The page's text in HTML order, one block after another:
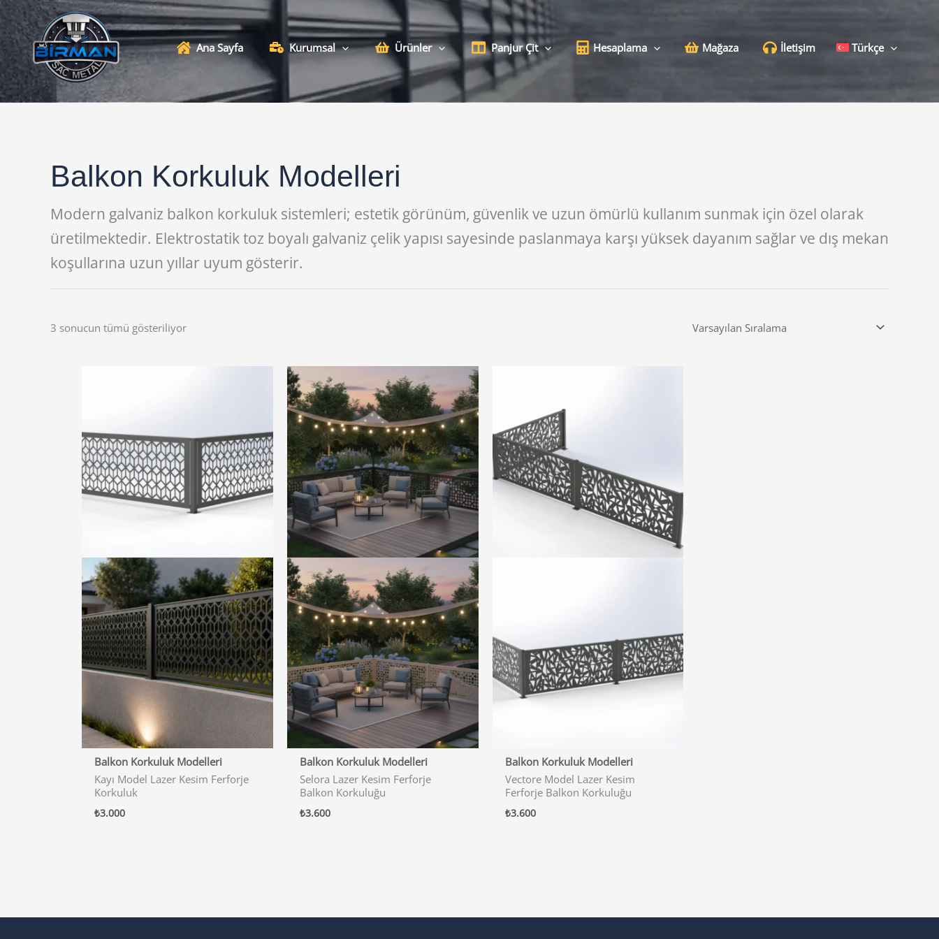
İçeriğe
atla
Ana Sayfa
Kurumsal Ürünler Panjur Çit Hesaplama Mağaza İletişim Türkçe
Balkon Korkuluk Modelleri
Modern galvaniz balkon korkuluk sistemleri; estetik görünüm, güvenlik ve uzun ömürlü kullanım sunmak için özel olarak
üretilmektedir. Elektrostatik toz boyalı galvaniz çelik yapısı sayesinde paslanmaya karşı yüksek dayanım sağlar ve dış mekan
koşullarına uzun yıllar uyum gösterir.
3 sonucun tümü gösteriliyor
Balkon Korkuluk Modelleri
Kayı Model Lazer Kesim Ferforje
Korkuluk
₺3.000
Balkon Korkuluk Modelleri
Selora Lazer Kesim Ferforje
Balkon Korkuluğu
₺3.600
Balkon Korkuluk Modelleri
Vectore Model Lazer Kesim
Ferforje Balkon Korkuluğu
₺3.600